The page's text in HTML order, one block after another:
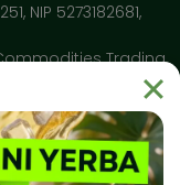
Narodowy Instytut
NIP 5273182681,
Trading